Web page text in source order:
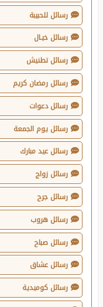
رسائل للحبيبة
رسائل خيـال
رسائل تطنيش
رسائل رمضان كريم
رسائل دعوات
رسائل يوم الجمعة
رسائل عيد مبارك
رسائل زواج
رسائل جرح
رسائل هروب
رسائل صباح
رسائل عشاق
رسائل كوميدية